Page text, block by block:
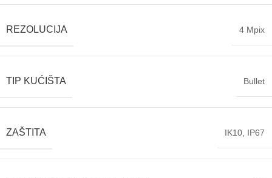
REZOLUCIJA 4 Mpix
TIP KUĆIŠTA Bullet
ZAŠTITA IK10 IP67